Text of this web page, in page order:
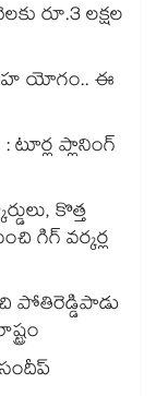
రూ.3 లక్షల
యోగం.. ఈ
టూర్ల ప్లానింగ్
కొత్త
గిగ్ వర్కర్ల
పోతిరెడ్డిపాడు